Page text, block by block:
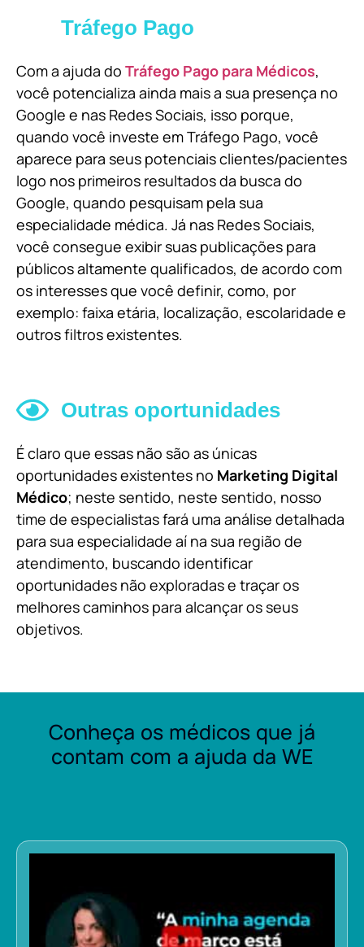
Tráfego Pago
Com a ajuda do Tráfego Pago para Médicos,
você potencializa ainda mais a sua presença no
Google e nas Redes Sociais, isso porque,
quando você investe em Tráfego Pago, você
aparece para seus potenciais clientes/pacientes
logo nos primeiros resultados da busca do
Google, quando pesquisam pela sua
especialidade médica. Já nas Redes Sociais,
você consegue exibir suas publicações para
públicos altamente qualificados, de acordo com
os interesses que você definir, como, por
exemplo: faixa etária, localização, escolaridade e
outros filtros existentes.
Outras oportunidades
É claro que essas não são as únicas
oportunidades existentes no Marketing Digital
Médico; neste sentido, neste sentido, nosso
time de especialistas fará uma análise detalhada
para sua especialidade aí na sua região de
atendimento, buscando identificar
oportunidades não exploradas e traçar os
melhores caminhos para alcançar os seus
objetivos.
Conheça os médicos que já
contam com a ajuda da WE